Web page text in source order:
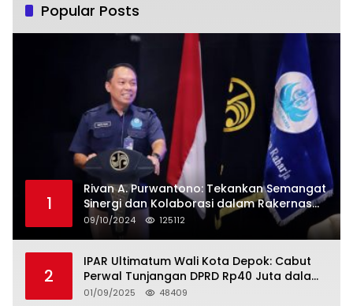
Popular Posts
1
Rivan A. Purwantono: Tekankan Semangat
Sinergi dan Kolaborasi dalam Rakernas
Serikat Pekerja Jasa Raharja
09/10/2024 125112
2
IPAR Ultimatum Wali Kota Depok: Cabut
Perwal Tunjangan DPRD Rp40 Juta dalam
5 Hari atau Hadapi Aksi Rakyat
01/09/2025 48409